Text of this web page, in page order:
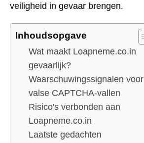
veiligheid in gevaar brengen.
Inhoudsopgave
Wat maakt Loapneme.co.in
gevaarlijk?
Waarschuwingssignalen voor
valse CAPTCHA-vallen
Risico's verbonden aan
Loapneme.co.in
Laatste gedachten